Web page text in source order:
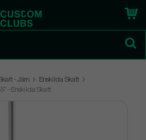
- Järn
Enskilda Skaft
- Enskilda Skaft